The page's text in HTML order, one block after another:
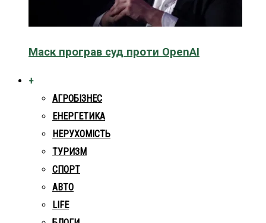
Маск програв суд проти OpenAI
+
АГРОБІЗНЕС
ЕНЕРГЕТИКА
НЕРУХОМІСТЬ
ТУРИЗМ
СПОРТ
АВТО
LIFE